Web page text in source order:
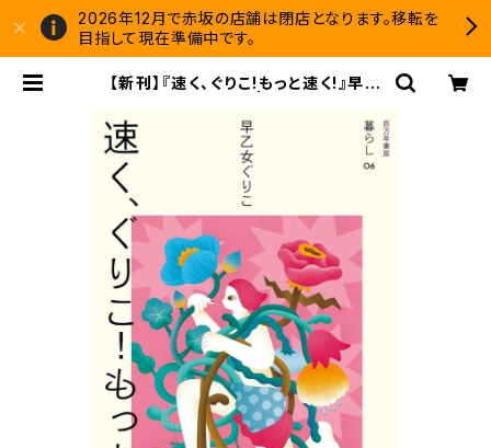
2026年12月で赤坂の店舗は閉店となります。移転を
目指して現在準備中です。
【新刊】『速く、ぐりこ!もっと速く!』早乙
堂 書店